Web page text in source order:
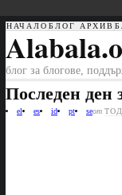
НАЧАЛО БЛОГ АРХИВ
блог за блогове,
Последен ден
el es id pt seот